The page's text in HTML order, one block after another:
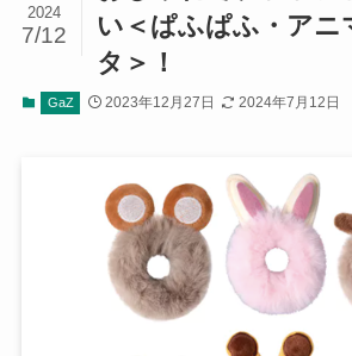
い＜ぱふぱふ・アニ
タ＞！
2024
7/12
GaZ 2023年12月27日 2024年7月12日